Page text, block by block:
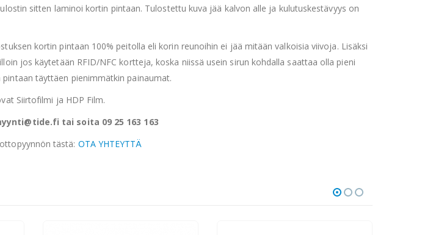
sitten laminoi kortin pintaan. Tulostettu kuva jää kalvon alle ja kulutuskestävyys on
kortin pintaan 100% peitolla eli korin reunoihin ei jää mitään valkoisia viivoja. Lisäksi
jos käytetään RFID/NFC kortteja, koska niissä usein sirun kohdalla saattaa olla pieni
täyttäen pienimmätkin painaumat.
Siirtofilmi ja HDP Film.
tai soita 09 25 163 163
tästä: OTA YHTEYTTÄ